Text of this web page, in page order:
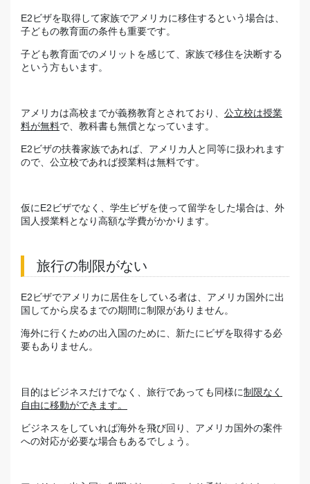
E2ビザを取得して家族でアメリカに移住するという場合は、
子どもの教育面の条件も重要です。
子ども教育面でのメリットを感じて、家族で移住を決断する
という方もいます。
アメリカは高校までが義務教育とされており、 公立校は授業
料が無料で、教科書も無償となっています。
E2ビザの扶養家族であれば、アメリカ人と同等に扱われます
ので、公立校であれば授業料は無料です。
仮にE2ビザでなく、学生ビザを使って留学をした場合は、外
国人授業料となり高額な学費がかかります。
旅行の制限がない
E2ビザでアメリカに居住をしている者は、アメリカ国外に出
国してから戻るまでの期間に制限がありません。
海外に行くための出入国のために、新たにビザを取得する必
要もありません。
目的はビジネスだけでなく、旅行であっても同様に制限なく
自由に移動ができます。
ビジネスをしていれば海外を飛び回り、アメリカ国外の案件
への対応が必要な場合もあるでしょう。